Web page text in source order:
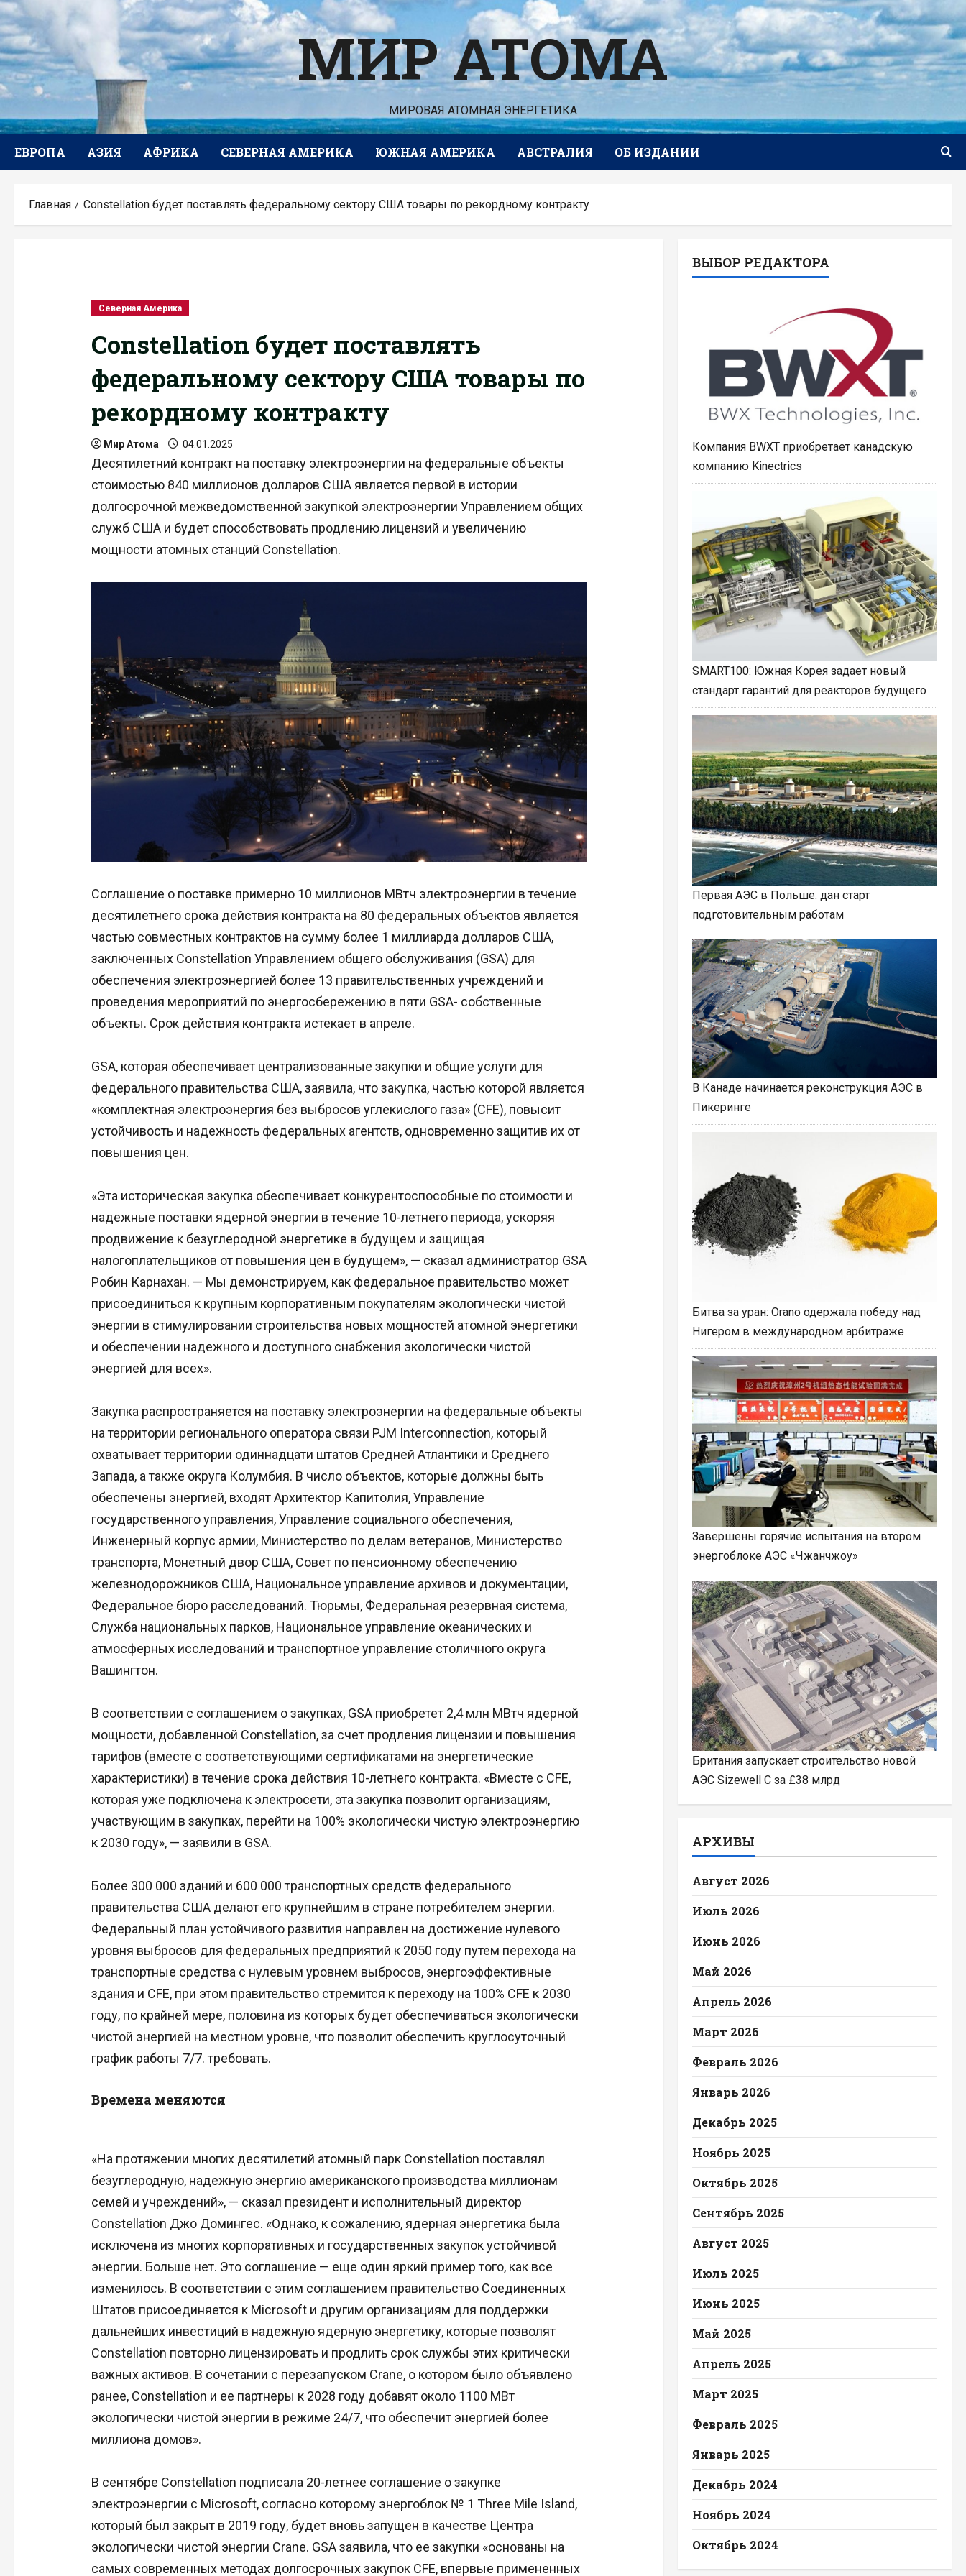
Перейти
к
содержимому
МИР АТОМА
МИРОВАЯ АТОМНАЯ ЭНЕРГЕТИКА
ЕВРОПА АЗИЯ АФРИКА СЕВЕРНАЯ АМЕРИКА ЮЖНАЯ АМЕРИКА АВСТРАЛИЯ ОБ ИЗДАНИИ
Главная Constellation будет поставлять федеральному сектору США товары по рекордному контракту
Северная Америка
Constellation будет поставлять
федеральному сектору США товары по
рекордному контракту
Мир Атома 04.01.2025
Десятилетний контракт на поставку электроэнергии на федеральные объекты
стоимостью 840 миллионов долларов США является первой в истории
долгосрочной межведомственной закупкой электроэнергии Управлением общих
служб США и будет способствовать продлению лицензий и увеличению
мощности атомных станций Constellation.
Соглашение о поставке примерно 10 миллионов МВтч электроэнергии в течение
десятилетнего срока действия контракта на 80 федеральных объектов является
частью совместных контрактов на сумму более 1 миллиарда долларов США,
заключенных Constellation Управлением общего обслуживания (GSA) для
обеспечения электроэнергией более 13 правительственных учреждений и
проведения мероприятий по энергосбережению в пяти GSA- собственные
объекты. Срок действия контракта истекает в апреле.
GSA, которая обеспечивает централизованные закупки и общие услуги для
федерального правительства США, заявила, что закупка, частью которой является
«комплектная электроэнергия без выбросов углекислого газа» (CFE), повысит
устойчивость и надежность федеральных агентств, одновременно защитив их от
повышения цен.
«Эта историческая закупка обеспечивает конкурентоспособные по стоимости и
надежные поставки ядерной энергии в течение 10-летнего периода, ускоряя
продвижение к безуглеродной энергетике в будущем и защищая
налогоплательщиков от повышения цен в будущем», — сказал администратор GSA
Робин Карнахан. — Мы демонстрируем, как федеральное правительство может
присоединиться к крупным корпоративным покупателям экологически чистой
энергии в стимулировании строительства новых мощностей атомной энергетики
и обеспечении надежного и доступного снабжения экологически чистой
энергией для всех».
Закупка распространяется на поставку электроэнергии на федеральные объекты
на территории регионального оператора связи PJM Interconnection, который
охватывает территории одиннадцати штатов Средней Атлантики и Среднего
Запада, а также округа Колумбия. В число объектов, которые должны быть
обеспечены энергией, входят Архитектор Капитолия, Управление
государственного управления, Управление социального обеспечения,
Инженерный корпус армии, Министерство по делам ветеранов, Министерство
транспорта, Монетный двор США, Совет по пенсионному обеспечению
железнодорожников США, Национальное управление архивов и документации,
Федеральное бюро расследований. Тюрьмы, Федеральная резервная система,
Служба национальных парков, Национальное управление океанических и
атмосферных исследований и транспортное управление столичного округа
Вашингтон.
В соответствии с соглашением о закупках, GSA приобретет 2,4 млн МВтч ядерной
мощности, добавленной Constellation, за счет продления лицензии и повышения
тарифов (вместе с соответствующими сертификатами на энергетические
характеристики) в течение срока действия 10-летнего контракта. «Вместе с CFE,
которая уже подключена к электросети, эта закупка позволит организациям,
участвующим в закупках, перейти на 100% экологически чистую электроэнергию
к 2030 году», — заявили в GSA.
Более 300 000 зданий и 600 000 транспортных средств федерального
правительства США делают его крупнейшим в стране потребителем энергии.
Федеральный план устойчивого развития направлен на достижение нулевого
уровня выбросов для федеральных предприятий к 2050 году путем перехода на
транспортные средства с нулевым уровнем выбросов, энергоэффективные
здания и CFE, при этом правительство стремится к переходу на 100% CFE к 2030
году, по крайней мере, половина из которых будет обеспечиваться экологически
чистой энергией на местном уровне, что позволит обеспечить круглосуточный
график работы 7/7. требовать.
Времена меняются
«На протяжении многих десятилетий атомный парк Constellation поставлял
безуглеродную, надежную энергию американского производства миллионам
семей и учреждений», — сказал президент и исполнительный директор
Constellation Джо Домингес. «Однако, к сожалению, ядерная энергетика была
исключена из многих корпоративных и государственных закупок устойчивой
энергии. Больше нет. Это соглашение — еще один яркий пример того, как все
изменилось. В соответствии с этим соглашением правительство Соединенных
Штатов присоединяется к Microsoft и другим организациям для поддержки
дальнейших инвестиций в надежную ядерную энергетику, которые позволят
Constellation повторно лицензировать и продлить срок службы этих критически
важных активов. В сочетании с перезапуском Crane, о котором было объявлено
ранее, Constellation и ее партнеры к 2028 году добавят около 1100 МВт
экологически чистой энергии в режиме 24/7, что обеспечит энергией более
миллиона домов».
В сентябре Constellation подписала 20-летнее соглашение о закупке
электроэнергии с Microsoft, согласно которому энергоблок № 1 Three Mile Island,
который был закрыт в 2019 году, будет вновь запущен в качестве Центра
экологически чистой энергии Crane. GSA заявила, что ее закупки «основаны на
самых современных методах долгосрочных закупок CFE, впервые примененных
ВЫБОР РЕДАКТОРА
Компания BWXT приобретает канадскую
компанию Kinectrics
SMART100: Южная Корея задает новый
стандарт гарантий для реакторов будущего
Первая АЭС в Польше: дан старт
подготовительным работам
В Канаде начинается реконструкция АЭС в
Пикеринге
Битва за уран: Orano одержала победу над
Нигером в международном арбитраже
Завершены горячие испытания на втором
энергоблоке АЭС «Чжанчжоу»
Британия запускает строительство новой
АЭС Sizewell C за £38 млрд
АРХИВЫ
Август 2026
Июль 2026
Июнь 2026
Май 2026
Апрель 2026
Март 2026
Февраль 2026
Январь 2026
Декабрь 2025
Ноябрь 2025
Октябрь 2025
Сентябрь 2025
Август 2025
Июль 2025
Июнь 2025
Май 2025
Апрель 2025
Март 2025
Февраль 2025
Январь 2025
Декабрь 2024
Ноябрь 2024
Октябрь 2024